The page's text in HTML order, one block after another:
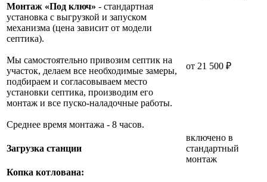
Монтаж «Под ключ» - стандартная
установка с выгрузкой и запуском
механизма (цена зависит от модели
септика).
Мы самостоятельно привозим септик на
участок, делаем все необходимые замеры,
подбираем и согласовываем место
установки септика, производим его
монтаж и все пуско-наладочные работы.
Среднее время монтажа - 8 часов.
от 21 500 ₽
Загрузка станции
включено в
стандартный
монтаж
Копка котлована: